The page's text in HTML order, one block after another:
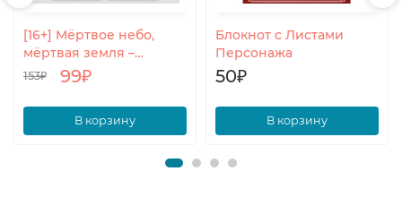
[16+] Мёртвое небо,
мёртвая земля –
основные правила
153₽ 99₽
В корзину
Блокнот с Листами
Персонажа
50₽
В корзину